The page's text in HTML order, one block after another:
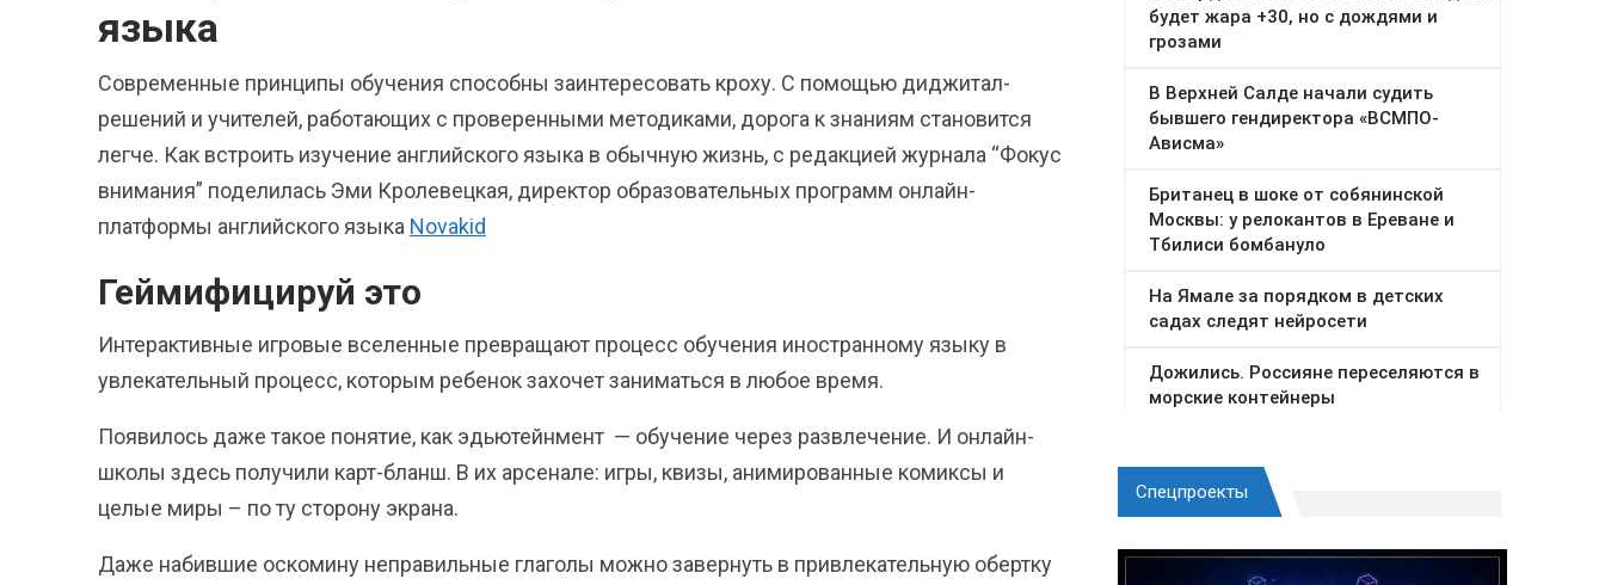
языка
Современные принципы обучения способны заинтересовать кроху. С помощью диджитал-
решений и учителей, работающих с проверенными методиками, дорога к знаниям становится
легче. Как встроить изучение английского языка в обычную жизнь, с редакцией журнала “Фокус
внимания” поделилась Эми Кролевецкая, директор образовательных программ онлайн-
платформы английского языка Novakid
Геймифицируй это
Интерактивные игровые вселенные превращают процесс обучения иностранному языку в
увлекательный процесс, которым ребенок захочет заниматься в любое время.
Появилось даже такое понятие, как эдьютейнмент — обучение через развлечение. И онлайн-
школы здесь получили карт-бланш. В их арсенале: игры, квизы, анимированные комиксы и
целые миры – по ту сторону экрана.
Даже набившие оскомину неправильные глаголы можно завернуть в привлекательную обертку
Спецпроекты